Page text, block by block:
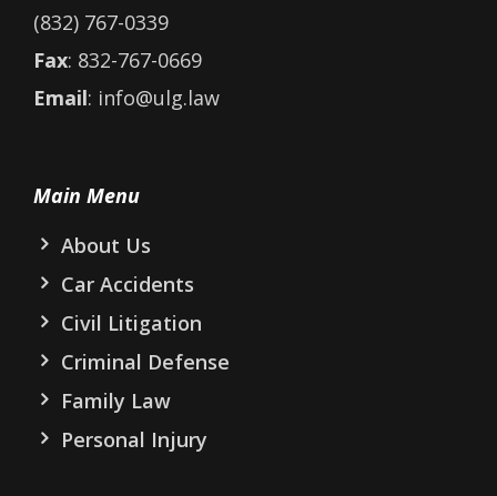
(832) 767-0339
Fax: 832-767-0669
Email: info@ulg.law
Main Menu
About Us
Car Accidents
Civil Litigation
Criminal Defense
Family Law
Personal Injury